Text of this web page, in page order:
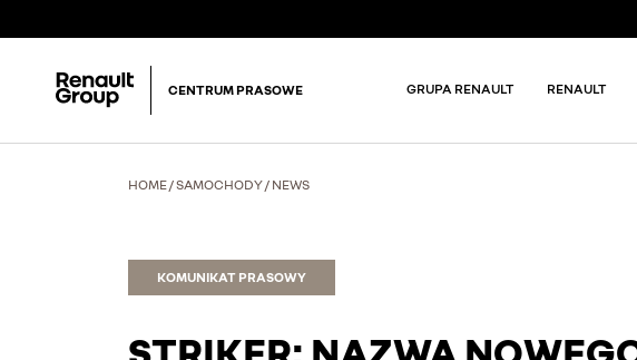
CENTRUM PRASOWE GRUPA RENAULT RENAULT
HOME/SAMOCHODY/ NEWS
KOMUNIKAT PRASOWY